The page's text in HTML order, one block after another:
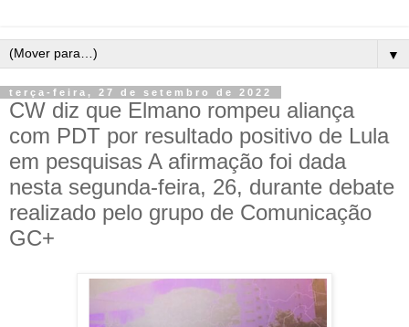
▼
terça-feira, 27 de setembro de 2022
CW diz que Elmano rompeu aliança
com PDT por resultado positivo de Lula
em pesquisas A afirmação foi dada
nesta segunda-feira, 26, durante debate
realizado pelo grupo de Comunicação
GC+